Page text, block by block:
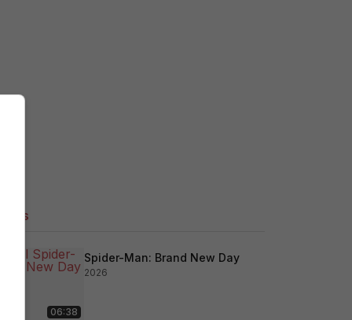
06:38
Spider-Man: Brand New Day
2026